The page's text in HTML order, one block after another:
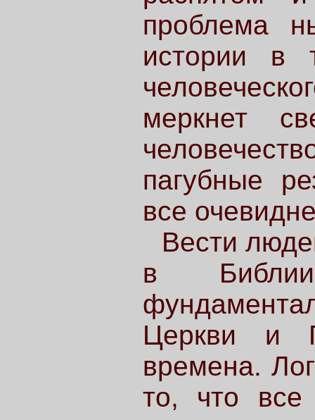
проблема
истории в
меркнет
пагубные
все
Вести
в
Церкви и
времена.
то, что